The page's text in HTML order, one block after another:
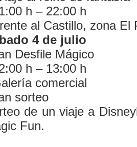
h – 22:00 h
al Castillo, zona El
4 de julio
Desfile Mágico
h – 13:00 h
comercial
sorteo
de un viaje a
Fun.